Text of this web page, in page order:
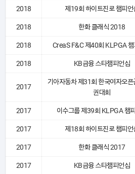
2018 제19회 하이트진로 챔피언
2018 한화 클래식 2018
2018 CreaS F&C 제40회 KLPGA 챔
2018 KB금융 스타챔피언십
2017
기아자동차 제31회 한국여자오픈
권대회
2017 이수그룹 제39회 KLPGA 챔
2017 제18회 하이트진로 챔피언
2017 한화 클래식 2017
2017 KB금융 스타챔피언십